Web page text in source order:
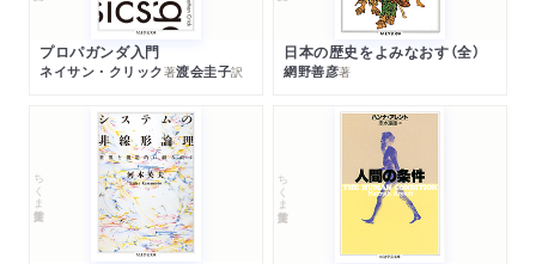
プロパガンダ入門
ネイサン・クリック著渡会圭子訳
日本の歴史をよみなおす（全）
網野善彦著
ちくま学芸文庫 ちくま学芸文庫